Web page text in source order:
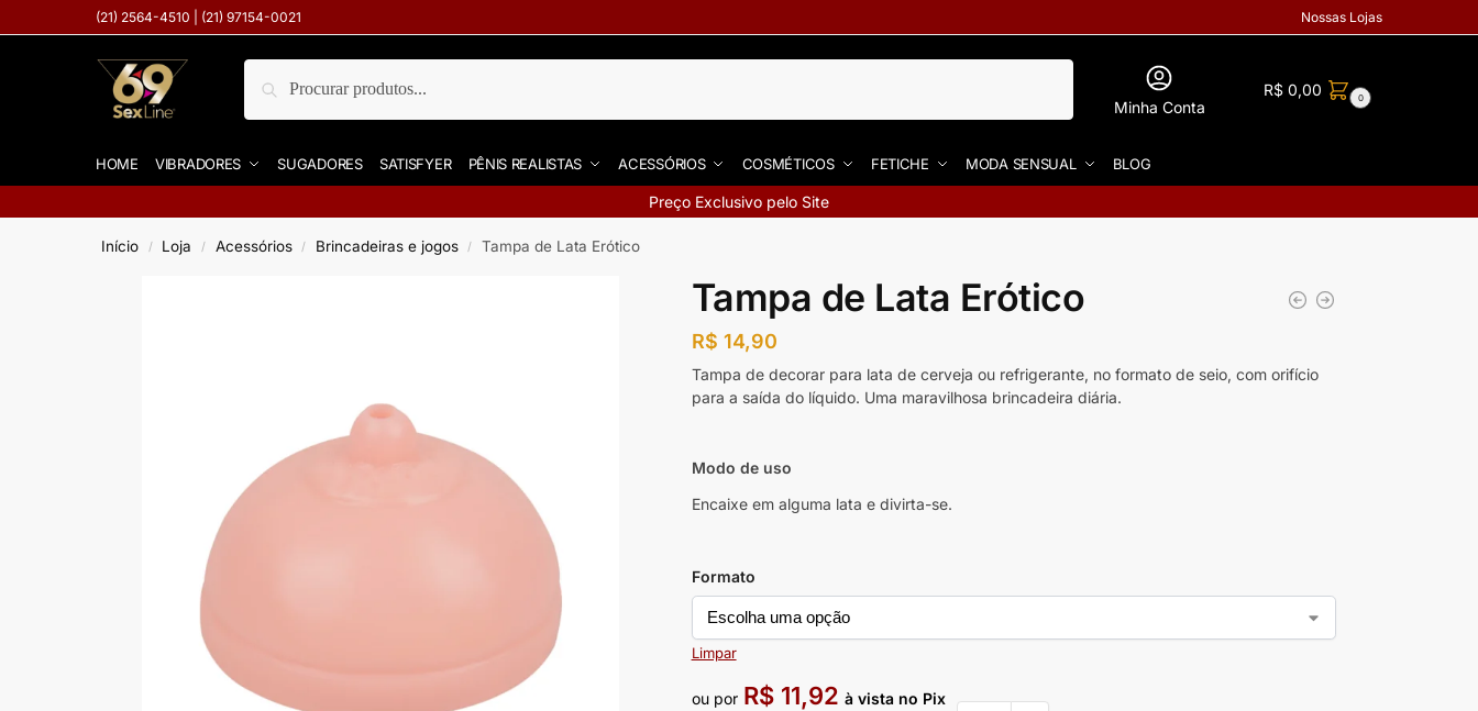
(21) 2564-4510 | (21) 97154-0021 Nossas Lojas
Pesquisar
Minha Conta
R$ 0,00 0
HOME VIBRADORES SUGADORES SATISFYER PÊNIS REALISTAS ACESSÓRIOS COSMÉTICOS FETICHE MODA SENSUAL BLOG
Preço Exclusivo pelo Site
Início / Loja / Acessórios / Brincadeiras e jogos / Tampa de Lata Erótico
Tampa de Lata Erótico
R$ 14,90
Tampa de decorar para lata de cerveja ou refrigerante, no formato de seio, com orifício
para a saída do líquido. Uma maravilhosa brincadeira diária.
Modo de uso
Encaixe em alguma lata e divirta-se.
Formato
Limpar
ou por R$11,92 à vista no Pix